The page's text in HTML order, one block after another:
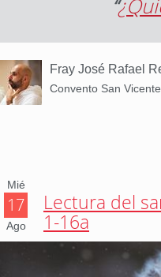
“
Fray José Rafael
Convento San
Mié
17
Ago
Lectura del
1-16a